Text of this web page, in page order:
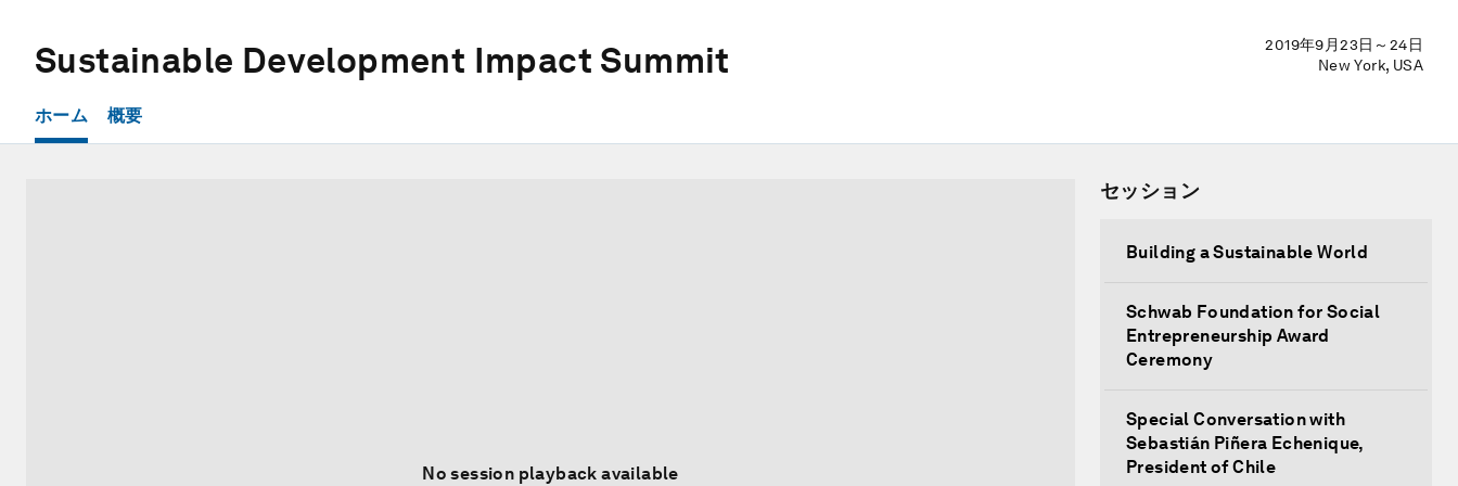
Sustainable Development Impact Summit
2019年9月23日～24日
New York, USA
ホーム 概要
No session playback available
セッション
Building a Sustainable World
Schwab Foundation for Social
Entrepreneurship Award
Ceremony
Special Conversation with
Sebastián Piñera Echenique,
President of Chile